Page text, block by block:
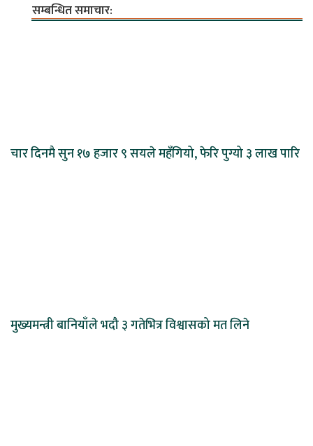
सम्बन्धित समाचार:
चार दिनमै सुन १७ हजार ९ सयले महँगियो, फेरि पुग्यो ३ लाख पारि
मुख्यमन्त्री बानियाँले भदौ ३ गतेभित्र विश्वासको मत लिने